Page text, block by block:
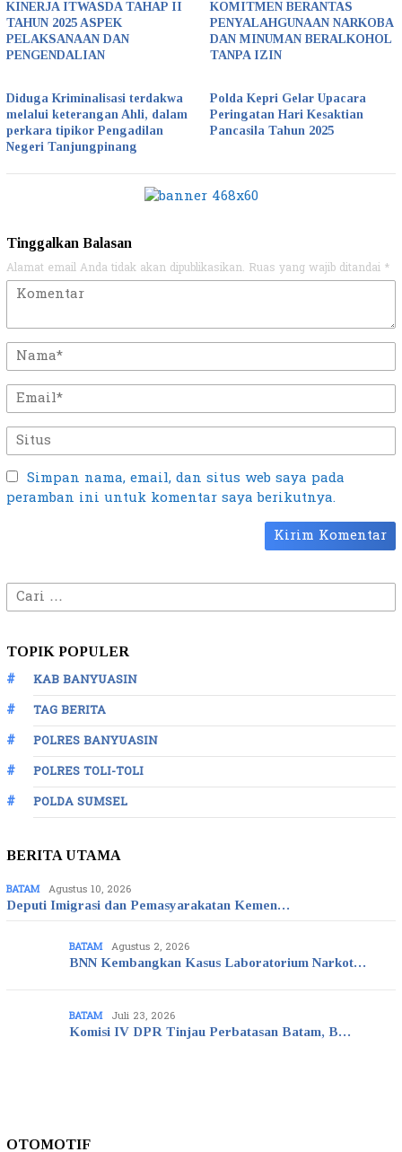
KINERJA ITWASDA TAHAP II
TAHUN 2025 ASPEK
PELAKSANAAN DAN
PENGENDALIAN
KOMITMEN BERANTAS
PENYALAHGUNAAN NARKOBA
DAN MINUMAN BERALKOHOL
TANPA IZIN
Diduga Kriminalisasi terdakwa
melalui keterangan Ahli, dalam
perkara tipikor Pengadilan
Negeri Tanjungpinang
Polda Kepri Gelar Upacara
Peringatan Hari Kesaktian
Pancasila Tahun 2025
Tinggalkan Balasan
Alamat email Anda tidak akan dipublikasikan. Ruas yang wajib ditandai *
Simpan nama, email, dan situs web saya pada
peramban ini untuk komentar saya berikutnya.
Cari
untuk:
TOPIK POPULER
KAB BANYUASIN
TAG BERITA
POLRES BANYUASIN
POLRES TOLI-TOLI
POLDA SUMSEL
BERITA UTAMA
BATAM Agustus 10, 2026
Deputi Imigrasi dan Pemasyarakatan Kemen…
BATAM Agustus 2, 2026
BNN Kembangkan Kasus Laboratorium Narkot…
BATAM Juli 23, 2026
Komisi IV DPR Tinjau Perbatasan Batam, B…
OTOMOTIF